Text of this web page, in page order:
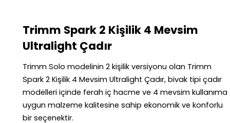
Trimm Spark 2 Kişilik 4 Mevsim
Ultralight Çadır
Trimm Solo modelinin 2 kişilik versiyonu olan Trimm
Spark 2 Kişilik 4 Mevsim Ultralight Çadır, bivak tipi çadır
modelleri içinde ferah iç hacme ve 4 mevsim kullanıma
uygun malzeme kalitesine sahip ekonomik ve konforlu
bir seçenektir.